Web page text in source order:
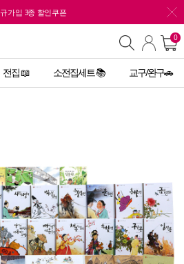
가입 3종 할인쿠폰
0
전집 📖 소전집세트 📚 교구/완구🚗